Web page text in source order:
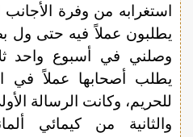
استغرابه من وفرة الأجانب
يطلبون عملاً فيه حتى ول
وصلني في أسبوع واحد
يطلب أصحابها عملاً في
للحريم، وكانت الرسالة
والثانية من كيمائي